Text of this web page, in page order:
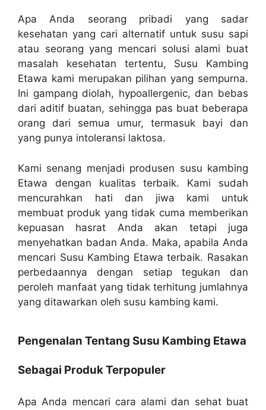
Apa Anda seorang pribadi yang sadar
kesehatan yang cari alternatif untuk susu sapi
atau seorang yang mencari solusi alami buat
masalah kesehatan tertentu, Susu Kambing
Etawa kami merupakan pilihan yang sempurna.
Ini gampang diolah, hypoallergenic, dan bebas
dari aditif buatan, sehingga pas buat beberapa
orang dari semua umur, termasuk bayi dan
yang punya intoleransi laktosa.
Kami senang menjadi produsen susu kambing
Etawa dengan kualitas terbaik. Kami sudah
mencurahkan hati dan jiwa kami untuk
membuat produk yang tidak cuma memberikan
kepuasan hasrat Anda akan tetapi juga
menyehatkan badan Anda. Maka, apabila Anda
mencari Susu Kambing Etawa terbaik. Rasakan
perbedaannya dengan setiap tegukan dan
peroleh manfaat yang tidak terhitung jumlahnya
yang ditawarkan oleh susu kambing kami.
Pengenalan Tentang Susu Kambing Etawa
Sebagai Produk Terpopuler
Apa Anda mencari cara alami dan sehat buat